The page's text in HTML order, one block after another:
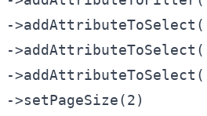
->addAttributeToSelect(
->addAttributeToSelect(
->addAttributeToSelect(
->setPageSize(2)